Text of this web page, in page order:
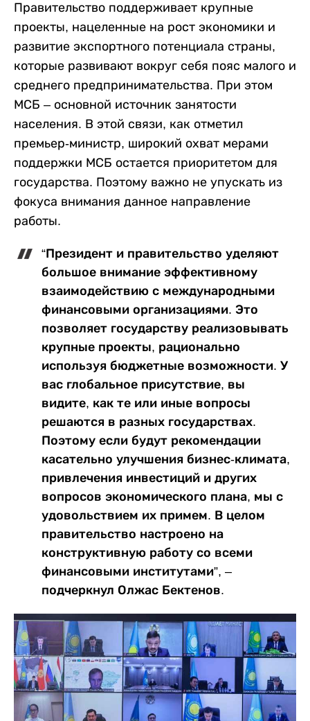
Правительство поддерживает крупные
проекты, нацеленные на рост экономики и
развитие экспортного потенциала страны,
которые развивают вокруг себя пояс малого и
среднего предпринимательства. При этом
МСБ – основной источник занятости
населения. В этой связи, как отметил
премьер-министр, широкий охват мерами
поддержки МСБ остается приоритетом для
государства. Поэтому важно не упускать из
фокуса внимания данное направление
работы.
“Президент и правительство уделяют
большое внимание эффективному
взаимодействию с международными
финансовыми организациями. Это
позволяет государству реализовывать
крупные проекты, рационально
используя бюджетные возможности. У
вас глобальное присутствие, вы
видите, как те или иные вопросы
решаются в разных государствах.
Поэтому если будут рекомендации
касательно улучшения бизнес-климата,
привлечения инвестиций и других
вопросов экономического плана, мы с
удовольствием их примем. В целом
правительство настроено на
конструктивную работу со всеми
финансовыми институтами”, –
подчеркнул Олжас Бектенов.